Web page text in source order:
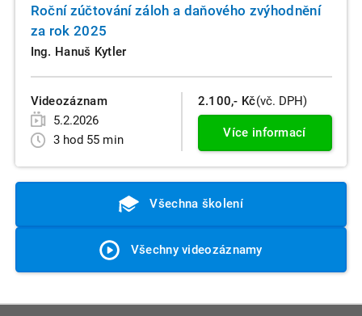
Roční zúčtování záloh a daňového zvýhodnění
za rok 2025
Ing. Hanuš Kytler
Videozáznam
5.2.2026
3 hod 55 min
2.100,- Kč(vč. DPH)
Více informací
Všechna školení
Všechny videozáznamy